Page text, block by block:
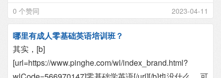
0 个赞同 2023-04-11
哪里有成人零基础英语培训班？
其实，[b]
[url=https://www.pinghe.com/wl/index_brand.html?